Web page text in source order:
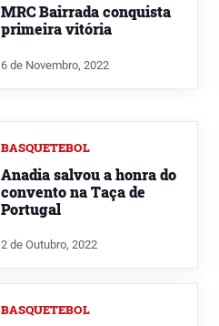
MRC Bairrada conquista
primeira vitória
6 de Novembro, 2022
BASQUETEBOL
Anadia salvou a honra do
convento na Taça de
Portugal
2 de Outubro, 2022
BASQUETEBOL